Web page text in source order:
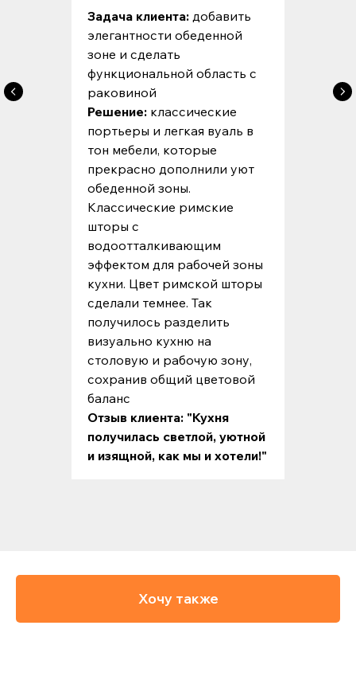
Задача клиента: добавить
элегантности обеденной
зоне и сделать
функциональной область с
раковиной
Решение: классические
портьеры и легкая вуаль в
тон мебели, которые
прекрасно дополнили уют
обеденной зоны.
Классические римские
шторы с
водоотталкивающим
эффектом для рабочей зоны
кухни. Цвет римской шторы
сделали темнее. Так
получилось разделить
визуально кухню на
столовую и рабочую зону,
сохранив общий цветовой
баланс
Отзыв клиента: "Кухня
получилась светлой, уютной
и изящной, как мы и хотели!"
Хочу также